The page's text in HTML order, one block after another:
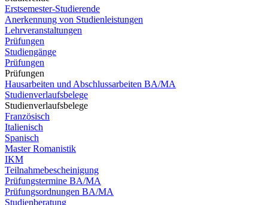
Erstsemester-Studierende
Anerkennung von Studienleistungen
Lehrveranstaltungen
Prüfungen
Studiengänge
Prüfungen
Prüfungen
Hausarbeiten und Abschlussarbeiten BA/MA
Studienverlaufsbelege
Studienverlaufsbelege
Französisch
Italienisch
Spanisch
Master Romanistik
IKM
Teilnahmebescheinigung
Prüfungstermine BA/MA
Prüfungsordnungen BA/MA
Studienberatung